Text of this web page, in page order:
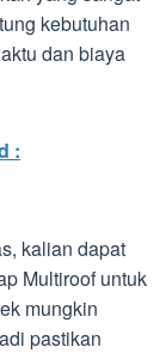
kebutuhan
dan biaya
:
kalian dapat
Multiroof untuk
mungkin
pastikan